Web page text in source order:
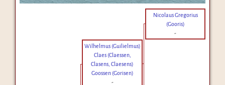
Nicolaus Gregorius
(Gooris)
-
Wilhelmus (Guilielmus)
Claes (Claessen,
Clasens, Claesens)
Goossen (Gorisen)
-